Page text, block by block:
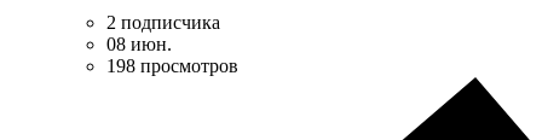
2 подписчика
08 июн.
198 просмотров